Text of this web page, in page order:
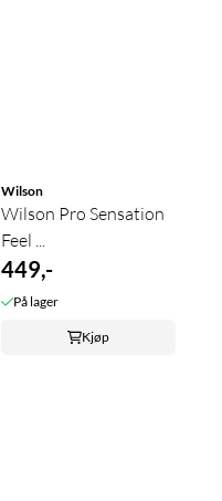
Wilson
Wilson Pro Sensation
Feel ...
449,-
På lager
Kjøp